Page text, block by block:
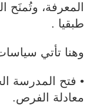
المعرفة، وتُمنَح
طبقيا .
وهنا تأتي
• فتح المدرسة
معادلة الفرص.